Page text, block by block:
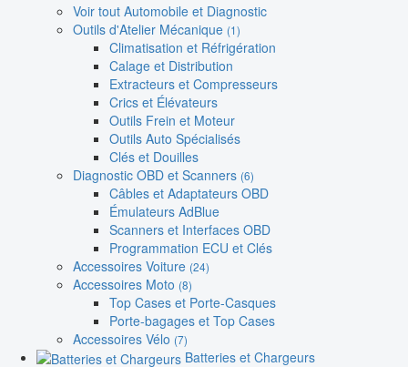
Voir tout Automobile et Diagnostic
Outils d'Atelier Mécanique (1)
Climatisation et Réfrigération
Calage et Distribution
Extracteurs et Compresseurs
Crics et Élévateurs
Outils Frein et Moteur
Outils Auto Spécialisés
Clés et Douilles
Diagnostic OBD et Scanners (6)
Câbles et Adaptateurs OBD
Émulateurs AdBlue
Scanners et Interfaces OBD
Programmation ECU et Clés
Accessoires Voiture (24)
Accessoires Moto (8)
Top Cases et Porte-Casques
Porte-bagages et Top Cases
Accessoires Vélo (7)
Batteries et Chargeurs